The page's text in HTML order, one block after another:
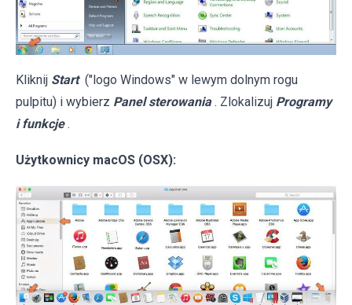
Kliknij Start ("logo Windows" w lewym dolnym rogu
pulpitu) i wybierz Panel sterowania . Zlokalizuj Programy
i funkcje .
Użytkownicy macOS (OSX):